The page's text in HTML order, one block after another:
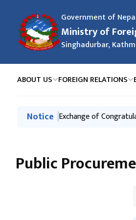
Government of
Ministry of
Singhadurbar,
ABOUT US FOREIGN RELATIONS
मुख्य नेभिगेसनमा जानुहोस्
Notice Press Release-Nepali
Press Release on the
स्वत: प्रकाशन
२०८३ असार महिनामा
Exchange of
Public